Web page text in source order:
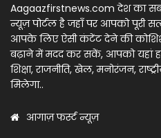
Aagaazfirstnews.com देश का
न्यूज़ पोर्टल है जहाँ पर आपको पूरी
आपके लिए ऐसी कंटेंट देने की
बढ़ाने में मदद कर सकें, आपको यहां
शिक्षा, राजनीति, खेल, मनोरंजन,
मिलेगा..
आगाज़ फर्स्ट न्यूज़